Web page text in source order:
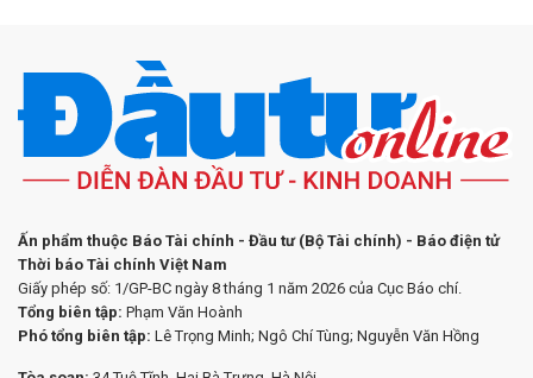
Ấn phẩm thuộc Báo Tài chính - Đầu tư (Bộ Tài chính) - Báo điện tử
Thời báo Tài chính Việt Nam
Giấy phép số: 1/GP-BC ngày 8 tháng 1 năm 2026 của Cục Báo chí.
Tổng biên tập: Phạm Văn Hoành
Phó tổng biên tập: Lê Trọng Minh; Ngô Chí Tùng; Nguyễn Văn Hồng